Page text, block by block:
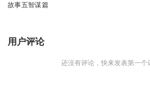
故事五智谋篇
用户评论
还没有评论，快来发表第一个